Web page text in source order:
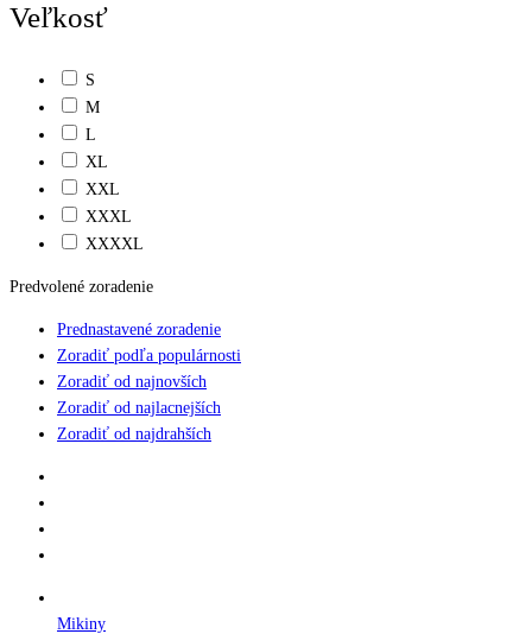
Veľkosť
S
M
L
XL
XXL
XXXL
XXXXL
Predvolené zoradenie
Prednastavené zoradenie
Zoradiť podľa populárnosti
Zoradiť od najnovších
Zoradiť od najlacnejších
Zoradiť od najdrahších
Mikiny